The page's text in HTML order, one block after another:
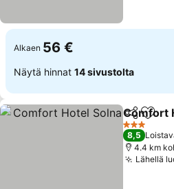
Alkaen 56 €
Näytä hinnat 14 sivustolta
Jaa
Comfort
3
8,5
4.4 km
Lähellä